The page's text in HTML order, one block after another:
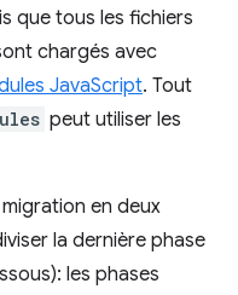
que tous les fichiers
chargés avec
JavaScript. Tout
peut utiliser les
en deux
la dernière phase
les phases